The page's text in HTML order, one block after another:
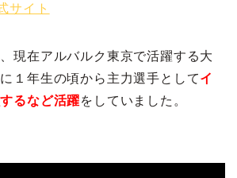
サイト
現在アルバルク東京で活躍する大
１年生の頃から主力選手としてイ
るなど活躍をしていました。